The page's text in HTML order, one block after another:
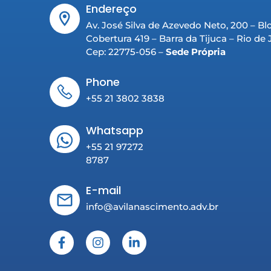
Endereço
Av. José Silva de Azevedo Neto, 200 –
Cobertura 419 – Barra da Tijuca – Rio de
Cep: 22775-056 – Sede Própria
Phone
+55 21 3802 3838
Whatsapp
+55 21 97272
8787
E-mail
info@avilanascimento.adv.br
F
a
I
n
L
i